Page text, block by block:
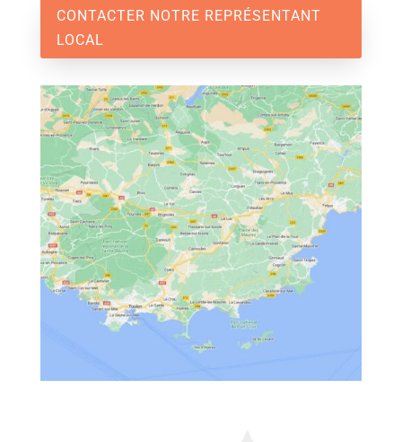
CONTACTER NOTRE REPRÉSENTANT
LOCAL